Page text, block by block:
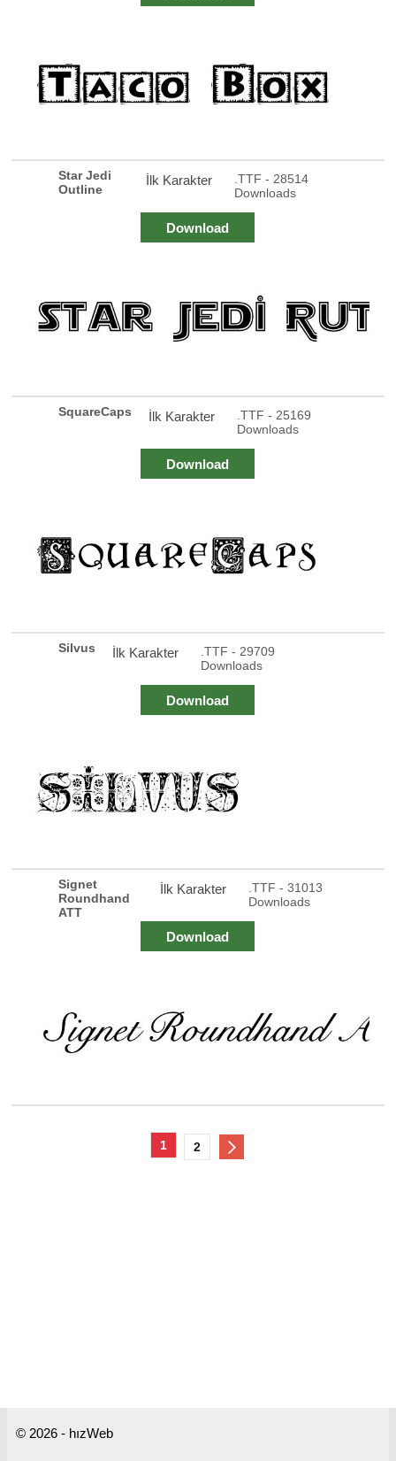
Star Jedi
Outline
İlk Karakter
.TTF - 28514
Downloads
Download
SquareCaps İlk Karakter
.TTF - 25169
Downloads
Download
Silvus İlk Karakter
.TTF - 29709
Downloads
Download
Signet
Roundhand
ATT
İlk Karakter
.TTF - 31013
Downloads
Download
1 2
© 2026 - hızWeb